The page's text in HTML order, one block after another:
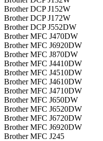
Brother DCP J152W
Brother DCP J172W
Brother DCP J552DW
Brother MFC J470DW
Brother MFC J6920DW
Brother MFC J870DW
Brother MFC J4410DW
Brother MFC J4510DW
Brother MFC J4610DW
Brother MFC J4710DW
Brother MFC J650DW
Brother MFC J6520DW
Brother MFC J6720DW
Brother MFC J6920DW
Brother MFC J245